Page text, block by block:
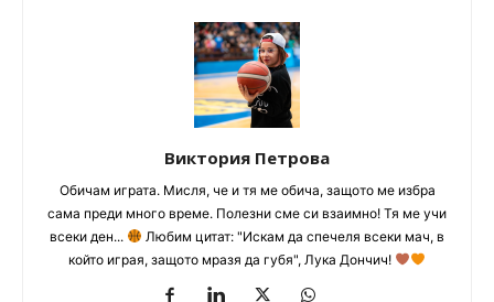
Виктория Петрова
Обичам играта. Мисля, че и тя ме обича, защото ме избра
сама преди много време. Полезни сме си взаимно! Тя ме учи
всеки ден...
Любим цитат: "Искам да спечеля всеки мач, в
който играя, защото мразя да губя", Лука Дончич!